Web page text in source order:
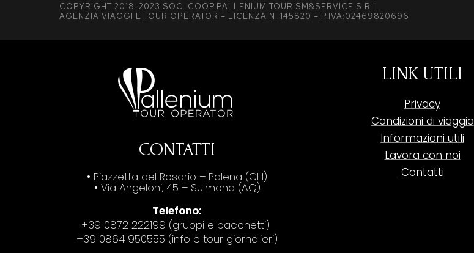
COPYRIGHT 2018-2023 SOC. COOP.PALLENIUM TOURISM&SERVICE S.R.L.
AGENZIA VIAGGI E TOUR OPERATOR – LICENZA N. 145820 – P.IVA:02469820696
CONTATTI
• Piazzetta del Rosario – Palena (CH)
• Via Angeloni, 45 – Sulmona (AQ)
Telefono:
+39 0872 222199 (gruppi e pacchetti)
+39 0864 950555 (info e tour giornalieri)
LINK UTILI
Privacy
Condizioni di viaggio
Informazioni utili
Lavora con noi
Contatti